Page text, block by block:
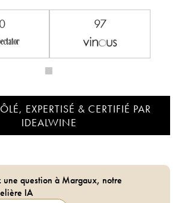
Cathiard 97
EXPERTISÉ & CERTIFIÉ PAR
IDEALWINE
une question à Margaux, notre
IA